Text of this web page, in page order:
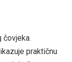
čovjeka.
praktičnu